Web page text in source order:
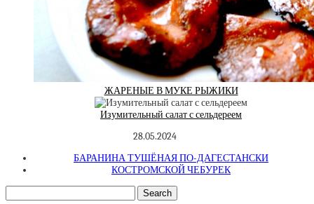
ЖАРЕНЫЕ В МУКЕ РЫЖИКИ
Изумительный салат с сельдереем
28.05.2024
БАРАНИНА ТУШЁНАЯ ПО-ДАГЕСТАНСКИ
КОСТРОМСКОЙ ЧЕБУРЕК